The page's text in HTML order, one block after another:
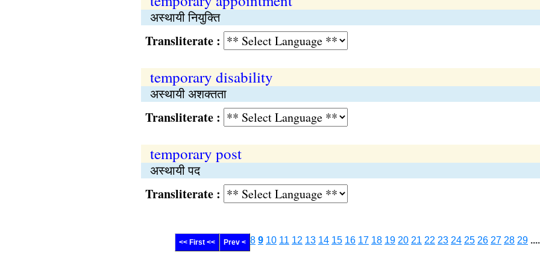
अस्थायी नियुक्‍ति
Transliterate :
temporary disability
अस्थायी अशक्तता
Transliterate :
temporary post
अस्थायी पद
Transliterate :
<< First << Prev < 8 9 10 11 12 13 14 15 16 17 18 19 20 21 22 23 24 25 26 27 28 29